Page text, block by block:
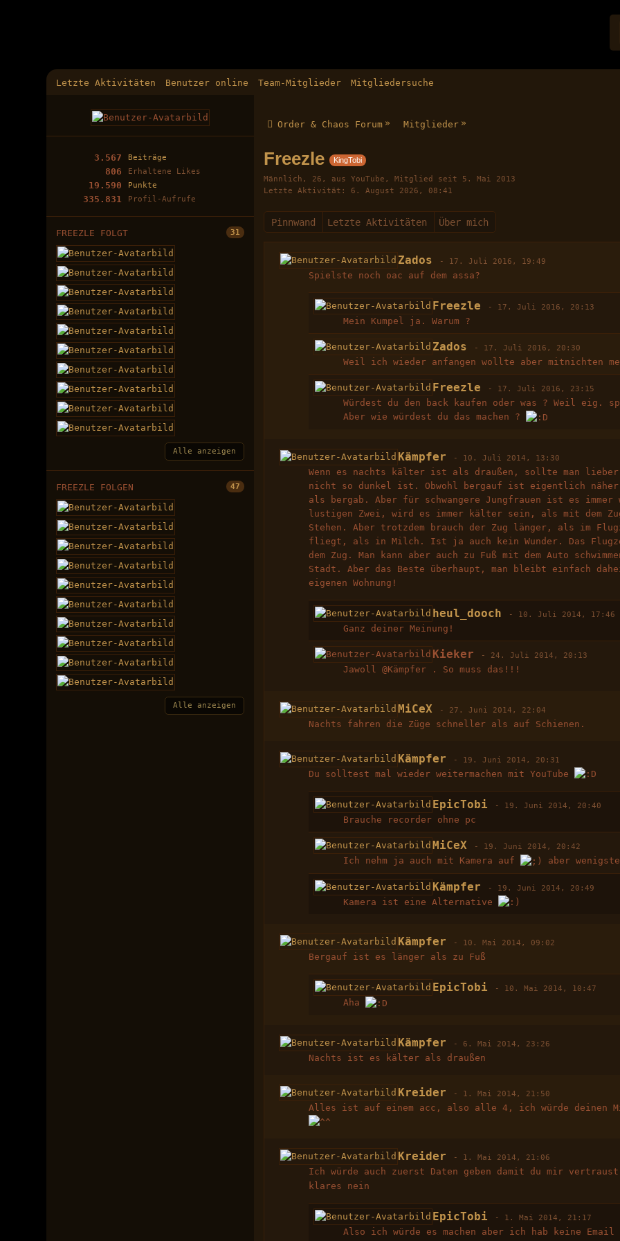
Letzte Aktivitäten Benutzer online Team-Mitglieder Mitgliedersuche
Beiträge
3.567
Erhaltene Likes
806
Punkte
19.590
Profil-Aufrufe
335.831
FREEZLE FOLGT 31
Alle anzeigen
FREEZLE FOLGEN 47
Alle anzeigen
Order & Chaos Forum » Mitglieder »
Freezle KingTobi
Männlich 26 aus YouTube
Mitglied seit 5. Mai 2013
Letzte Aktivität
6. August 2026, 08:41
Pinnwand Letzte Aktivitäten Über mich
Zados - 17. Juli 2016, 19:49
Spielste noch oac auf dem assa?
Freezle - 17. Juli 2016, 20:13
Mein Kumpel ja. Warum ?
Zados - 17. Juli 2016, 20:30
Weil ich wieder anfangen wollte aber mitnichten
Freezle - 17. Juli 2016, 23:15
Würdest du den back kaufen oder was ? Weil eig.
Aber wie würdest du das machen ?
Kämpfer - 10. Juli 2014, 13:30
Wenn es nachts kälter ist als draußen, sollte man
nicht so dunkel ist. Obwohl bergauf ist eigentlich
als bergab. Aber für schwangere Jungfrauen ist es
lustigen Zwei, wird es immer kälter sein, als mit dem
Stehen. Aber trotzdem brauch der Zug länger, als im
fliegt, als in Milch. Ist ja auch kein Wunder. Das
dem Zug. Man kann aber auch zu Fuß mit dem Auto
Stadt. Aber das Beste überhaupt, man bleibt einfach
eigenen Wohnung!
heul_dooch - 10. Juli 2014, 17:46
Ganz deiner Meinung!
Kieker - 24. Juli 2014, 20:13
Jawoll @Kämpfer . So muss das!!!
MiCeX - 27. Juni 2014, 22:04
Nachts fahren die Züge schneller als auf Schienen.
Kämpfer - 19. Juni 2014, 20:31
Du solltest mal wieder weitermachen mit YouTube
EpicTobi - 19. Juni 2014, 20:40
Brauche recorder ohne pc
MiCeX - 19. Juni 2014, 20:42
Ich nehm ja auch mit Kamera auf aber
Kämpfer - 19. Juni 2014, 20:49
Kamera ist eine Alternative
Kämpfer - 10. Mai 2014, 09:02
Bergauf ist es länger als zu Fuß
EpicTobi - 10. Mai 2014, 10:47
Aha
Kämpfer -6. Mai 2014, 23:26
Nachts ist es kälter als draußen
Kreider - 1. Mai 2014, 21:50
Alles ist auf einem acc, also alle 4, ich würde deinen
Kreider - 1. Mai 2014, 21:06
Ich würde auch zuerst Daten geben damit du mir vertraust
klares nein
EpicTobi - 1. Mai 2014, 21:17
Also ich würde es machen aber ich hab keine Email